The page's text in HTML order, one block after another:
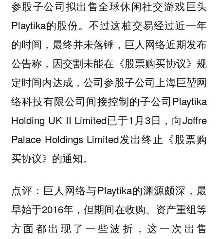
参股子公司拟出售全球休闲社交游戏巨头
Playtika的股份。不过这桩交易经过近一年
的时间，最终并未落锤，巨人网络近期发布
公告称，因交割未能在《股票购买协议》规
定时间内达成，公司参股子公司上海巨堃网
络科技有限公司间接控制的子公司Playtika
Holding UK II Limited已于1月3日，向Joffre
Palace Holdings Limited发出终止《股票购
买协议》的通知。
点评： 巨人网络与Playtika的渊源颇深，最
早始于2016年，但期间在收购、资产重组等
方面都出现了一些波折，这一次出售